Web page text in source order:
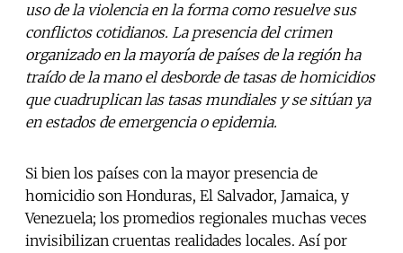
uso de la violencia en la forma como resuelve sus
conflictos cotidianos. La presencia del crimen
organizado en la mayoría de países de la región ha
traído de la mano el desborde de tasas de homicidios
que cuadruplican las tasas mundiales y se sitúan ya
en estados de emergencia o epidemia.
Si bien los países con la mayor presencia de
homicidio son Honduras, El Salvador, Jamaica, y
Venezuela; los promedios regionales muchas veces
invisibilizan cruentas realidades locales. Así por